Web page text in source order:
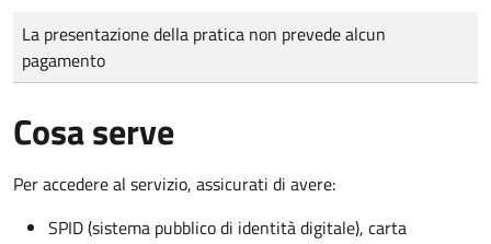
Tipo di pagamento
Importo
La presentazione della pratica non prevede alcun
pagamento
Cosa serve
Per accedere al servizio, assicurati di avere:
SPID (sistema pubblico di identità digitale), carta